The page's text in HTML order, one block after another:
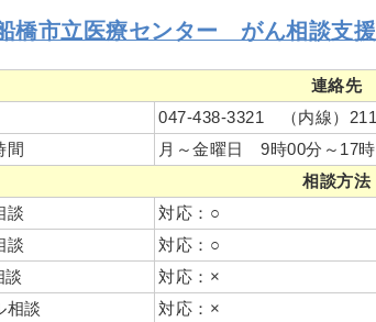
橋市立医療センター がん相談支
連絡先
047-438-3321 （内線）
間
月～金曜日 9時00分～17
相談方法
談
対応：○
談
対応：○
談
対応：×
相談
対応：×